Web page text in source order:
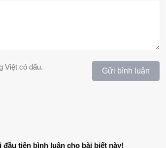
Việt có dấu. Gửi bình luận
tiên bình luận cho bài biết này!